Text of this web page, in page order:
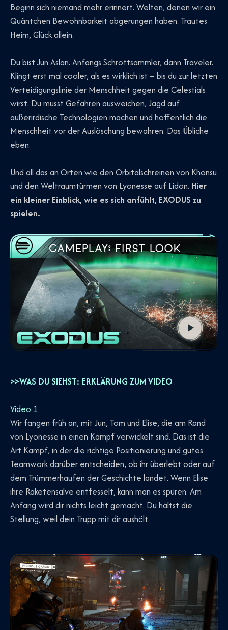
Beginn sich niemand mehr erinnert. Welten, denen wir ein
Quäntchen Bewohnbarkeit abgerungen haben. Trautes
Heim, Glück allein.
Du bist Jun Aslan. Anfangs Schrottsammler, dann Traveler.
Klingt erst mal cooler, als es wirklich ist – bis du zur letzten
Verteidigungslinie der Menschheit gegen die Celestials
wirst. Du musst Gefahren ausweichen, Jagd auf
außerirdische Technologien machen und hoffentlich die
Menschheit vor der Auslöschung bewahren. Das Übliche
eben.
Und all das an Orten wie den Orbitalschreinen von Khonsu
und den Weltraumtürmen von Lyonesse auf Lidon. Hier
ein kleiner Einblick, wie es sich anfühlt, EXODUS zu
spielen.
>>WAS DU SIEHST: ERKLÄRUNG ZUM VIDEO
Video 1
Wir fangen früh an, mit Jun, Tom und Elise, die am Rand
von Lyonesse in einen Kampf verwickelt sind. Das ist die
Art Kampf, in der die richtige Positionierung und gutes
Teamwork darüber entscheiden, ob ihr überlebt oder auf
dem Trümmerhaufen der Geschichte landet. Wenn Elise
ihre Raketensalve entfesselt, kann man es spüren. Am
Anfang wird dir nichts leicht gemacht. Du hältst die
Stellung, weil dein Trupp mit dir aushält.